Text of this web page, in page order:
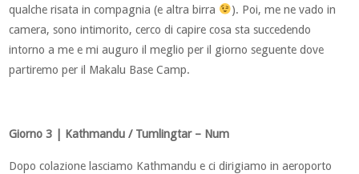
qualche risata in compagnia (e altra birra
). Poi, me ne vado in
camera, sono intimorito, cerco di capire cosa sta succedendo
intorno a me e mi auguro il meglio per il giorno seguente dove
partiremo per il Makalu Base Camp.
Giorno 3 | Kathmandu / Tumlingtar – Num
Dopo colazione lasciamo Kathmandu e ci dirigiamo in aeroporto